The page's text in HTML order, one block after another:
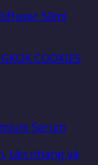
50ml
tàn nhang và